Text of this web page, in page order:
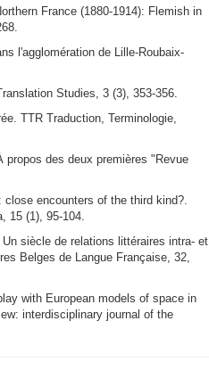
France (1880-1914): Flemish in
l'agglomération de Lille-Roubaix-
Studies, 3 (3), 353-356.
TTR Traduction, Terminologie,
propos des deux premières "Revue
encounters of the third kind?.
15 (1), 95-104.
siècle de relations littéraires intra- et
Belges de Langue Française, 32,
with European models of space in
interdisciplinary journal of the